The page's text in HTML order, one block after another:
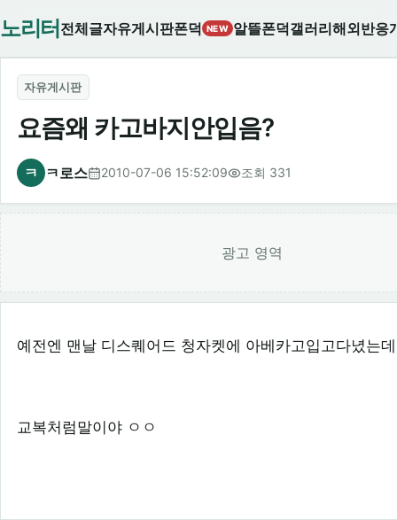
노리터 전체글자유게시판폰덕 NEW 알뜰폰덕갤러리해외반응
자유게시판
요즘왜 카고바지안입음?
ㅋ ㅋ로스 2010-07-06 15:52:09 조회 331
광고 영역
예전엔 맨날 디스퀘어드 청자켓에 아베카고입고다녔는데
교복처럼말이야 ㅇㅇ